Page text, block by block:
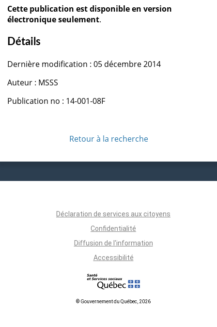
Cette publication est disponible en version
électronique seulement.
Détails
Dernière modification : 05 décembre 2014
Auteur : MSSS
Publication no : 14-001-08F
Retour à la recherche
Déclaration de services aux citoyens
Confidentialité
Diffusion de l'information
Accessibilité
© Gouvernement du Québec, 2026